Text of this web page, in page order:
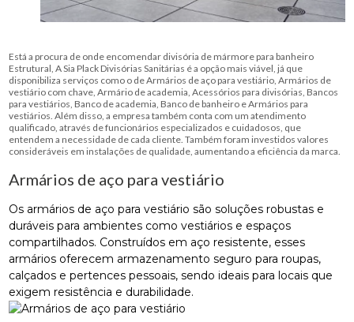
Está a procura de onde encomendar divisória de mármore para banheiro
Estrutural, A Sia Plack Divisórias Sanitárias é a opção mais viável, já que
disponibiliza serviços como o de Armários de aço para vestiário, Armários de
vestiário com chave, Armário de academia, Acessórios para divisórias, Bancos
para vestiários, Banco de academia, Banco de banheiro e Armários para
vestiários. Além disso, a empresa também conta com um atendimento
qualificado, através de funcionários especializados e cuidadosos, que
entendem a necessidade de cada cliente. Também foram investidos valores
consideráveis em instalações de qualidade, aumentando a eficiência da marca.
Armários de aço para vestiário
Os armários de aço para vestiário são soluções robustas e
duráveis para ambientes como vestiários e espaços
compartilhados. Construídos em aço resistente, esses
armários oferecem armazenamento seguro para roupas,
calçados e pertences pessoais, sendo ideais para locais que
exigem resistência e durabilidade.